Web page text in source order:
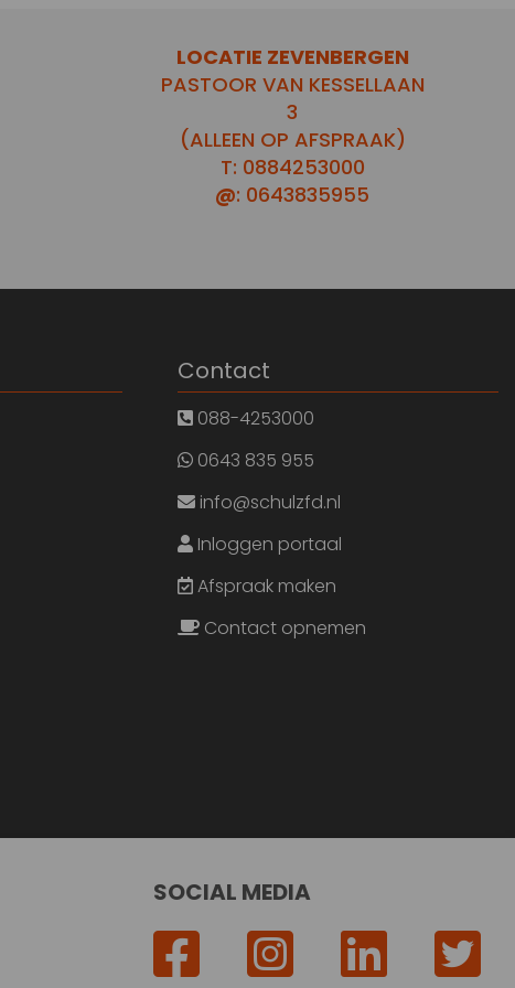
LOCATIE ZEVENBERGEN
PASTOOR VAN KESSELLAAN
3
(ALLEEN OP AFSPRAAK)
T: 0884253000
@: 0643835955
Contact
088-4253000
0643 835 955
info@schulzfd.nl
Inloggen portaal
Afspraak maken
Contact opnemen
SOCIAL MEDIA